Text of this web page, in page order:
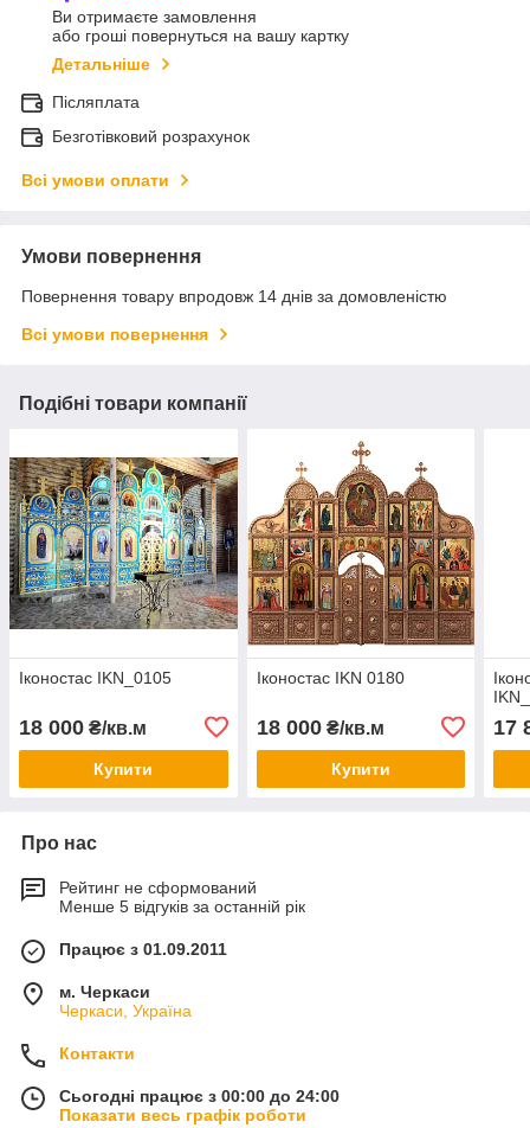
Ви отримаєте замовлення
або гроші повернуться на вашу картку
Детальніше
Післяплата
Безготівковий розрахунок
Всі умови оплати
Умови повернення
Повернення товару впродовж 14 днів за домовленістю
Всі умови повернення
Подібні товари компанії
Іконостас IKN_0105
18 000 ₴/кв.м
Купити
Іконостас IKN 0180
18 000₴/кв.м
Купити
17
Про нас
Рейтинг не сформований
Менше 5 відгуків за останній рік
Працює з 01.09.2011
м. Черкаси
Черкаси, Україна
Контакти
Сьогодні працює з 00:00 до 24:00
Показати весь графік роботи